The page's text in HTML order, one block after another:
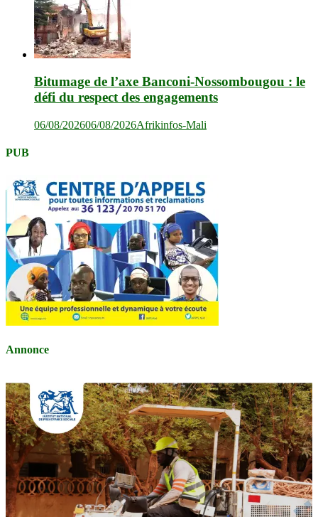
Bitumage de l’axe Banconi-Nossombougou : le
défi du respect des engagements
06/08/202606/08/2026Afrikinfos-Mali
PUB
Annonce